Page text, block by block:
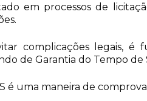
em processos de
complicações legais, é
de Garantia do Tempo de
é uma maneira de